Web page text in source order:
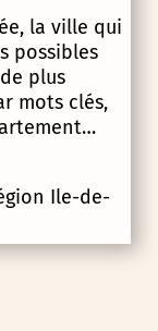
la ville qui
possibles
plus
mots clés,
Ile-de-